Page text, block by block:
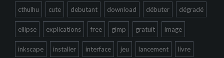
cthulhu cute debutant download débuter dégradé
ellipse explications free gimp gratuit image
inkscape installer interface jeu lancement livre